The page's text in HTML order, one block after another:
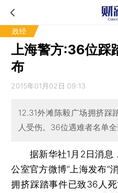
政经
上海警方:36位踩
布
2015年01月02日 09:13
12.31外滩陈毅广场拥挤踩
人受伤。36位遇难者名单
据新华社1月2日消息
公室官方微博“上海发布”
拥挤踩踏事件已致36人